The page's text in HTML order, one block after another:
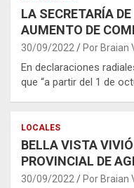
LA SECRETARÍA
AUMENTO DE
30/09/2022 Por Braian
En declaraciones
que “a partir del 1 de
LOCALES
BELLA VISTA
PROVINCIAL DE
30/09/2022 Por Braian